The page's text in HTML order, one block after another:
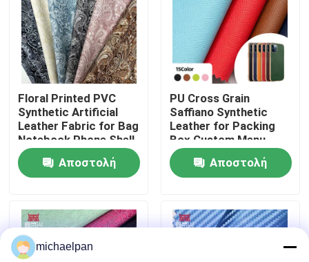
Ποιοτικός έλεγχος
επαφή
Ζητήστε ένα απόσπασμα
Δέρμα ψεύτικο PVC
PU Faux δέρμα
Υλικό από δέρμα μικροϊνών
Floral Printed PVC
Synthetic Artificial
Leather Fabric for Bag
Notebook Phone Shell
Sofa Craft Use Floral
Printed Faux Leather
Αποστολή
PU Cross Grain
Saffiano Synthetic
Leather for Packing
Box Custom Menu
Covers Phone case
Lining Faux Leather
Materials
Αποστολή
michaelpan